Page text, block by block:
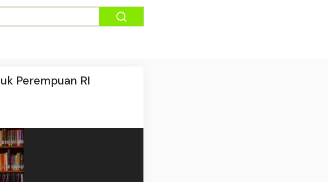
Perempuan RI